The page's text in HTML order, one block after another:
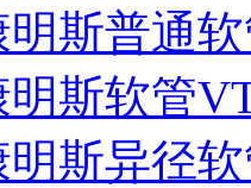
明斯普通
明斯软管
明斯异径